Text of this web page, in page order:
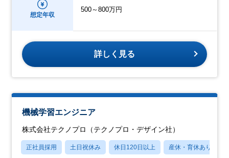
想定年収
500～800万円
詳しく見る
機械学習エンジニア
株式会社テクノプロ（テクノプロ・デザイン社）
正社員採用 土日祝休み 休日120日以上 産休・育休あり